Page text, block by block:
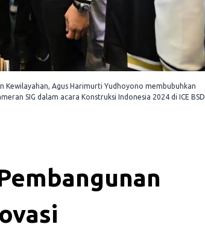
Agus Harimurti Yudhoyono membubuhkan
SIG dalam acara Konstruksi Indonesia 2024 di ICE BSD